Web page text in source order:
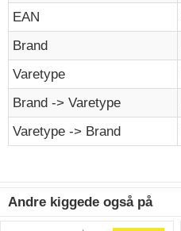
EAN
Brand
Varetype
Brand -> Varetype
Varetype -> Brand
Andre kiggede også på